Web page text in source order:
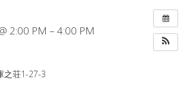
2:00 PM – 4:00 PM
之荘1-27-3